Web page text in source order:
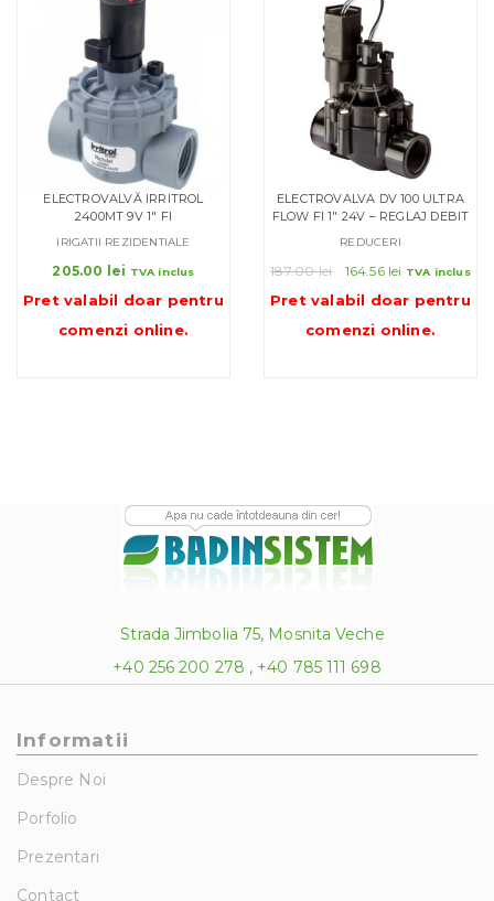
ELECTROVALVĂ IRRITROL
2400MT 9V 1″ FI
IRIGATII REZIDENTIALE
205.00 lei TVA inclus
Pret valabil doar pentru
comenzi online.
ELECTROVALVA DV 100 ULTRA
FLOW FI 1″ 24V – REGLAJ DEBIT
REDUCERI
187.00lei
Prețul
a
fost:
164.56 lei Prețul
este:
164.56 lei.
TVA inclus
Pret valabil doar pentru
comenzi online.
Strada Jimbolia 75, Mosnita Veche
+40 256 200 278 , +40 785 111 698
Informatii
Despre Noi
Porfolio
Prezentari
Contact